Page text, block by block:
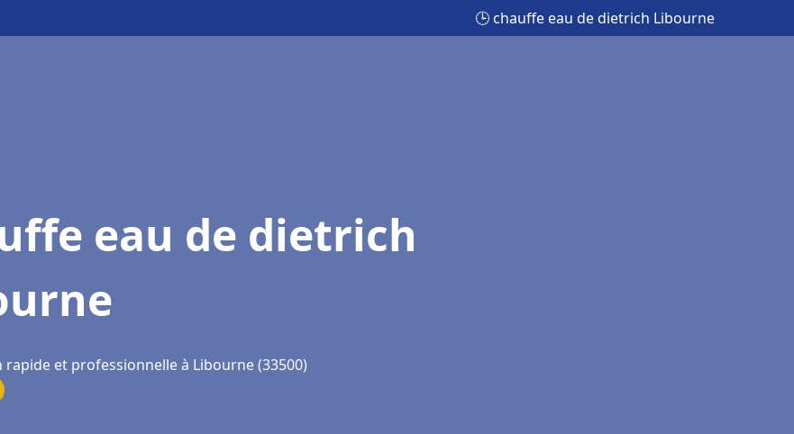
🕒 chauffe eau de dietrich Libourne
eau de dietrich
et professionnelle à Libourne (33500)